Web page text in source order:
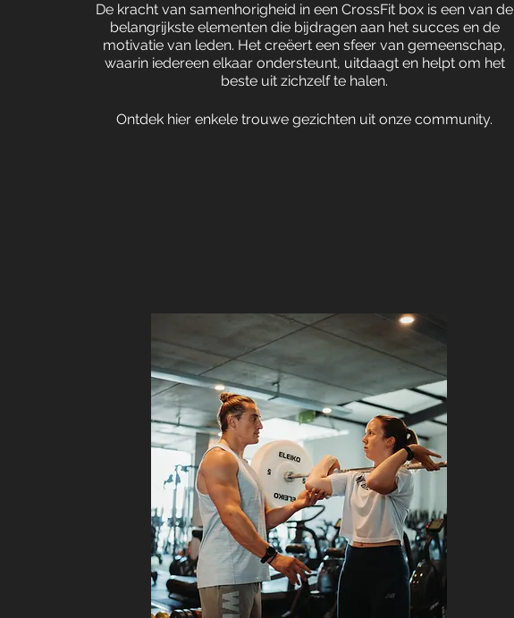
De kracht van samenhorigheid in een CrossFit box is een van de
belangrijkste elementen die bijdragen aan het succes en de
motivatie van leden. Het creëert een sfeer van gemeenschap,
waarin iedereen elkaar ondersteunt, uitdaagt en helpt om het
beste uit zichzelf te halen.
Ontdek hier enkele trouwe gezichten uit onze community.